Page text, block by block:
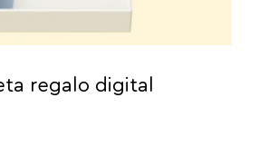
regalo digital